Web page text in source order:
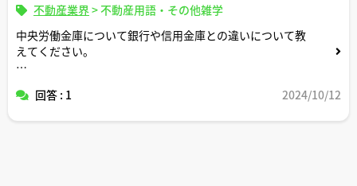
不動産業界>不動産用語・その他雑学
中央労働金庫について銀行や信用金庫との違いについて教
えてください。
サービスの違いについても教えてください。
回答 : 1 2024/10/12